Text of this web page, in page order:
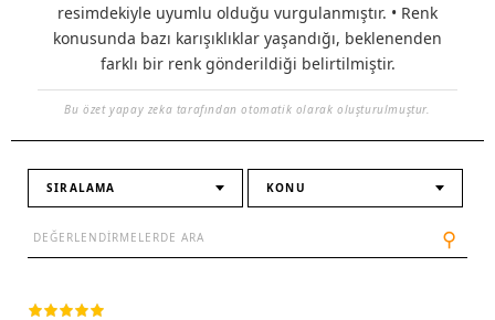
resimdekiyle uyumlu olduğu vurgulanmıştır. • Renk
konusunda bazı karışıklıklar yaşandığı, beklenenden
farklı bir renk gönderildiği belirtilmiştir.
Bu özet yapay zeka tarafından otomatik olarak oluşturulmuştur.
SIRALAMA KONU
⚲